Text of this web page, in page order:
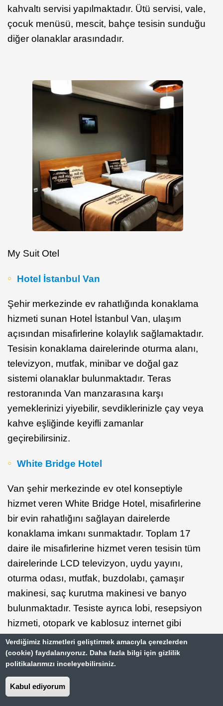
kahvaltı servisi yapılmaktadır. Ütü servisi, vale,
çocuk menüsü, mescit, bahçe tesisin sunduğu
diğer olanaklar arasındadır.
My Suit Otel
Hotel İstanbul Van
Şehir merkezinde ev rahatlığında konaklama
hizmeti sunan Hotel İstanbul Van, ulaşım
açısından misafirlerine kolaylık sağlamaktadır.
Tesisin konaklama dairelerinde oturma alanı,
televizyon, mutfak, minibar ve doğal gaz
sistemi olanaklar bulunmaktadır. Teras
restoranında Van manzarasına karşı
yemeklerinizi yiyebilir, sevdiklerinizle çay veya
kahve eşliğinde keyifli zamanlar
geçirebilirsiniz.
White Bridge Hotel
Van şehir merkezinde ev otel konseptiyle
hizmet veren White Bridge Hotel, misafirlerine
bir evin rahatlığını sağlayan dairelerde
konaklama imkanı sunmaktadır. Toplam 17
daire ile misafirlerine hizmet veren tesisin tüm
dairelerinde LCD televizyon, uydu yayını,
oturma odası, mutfak, buzdolabı, çamaşır
makinesi, saç kurutma makinesi ve banyo
bulunmaktadır. Tesiste ayrıca lobi, resepsiyon
hizmeti, otopark ve kablosuz internet gibi
olanaklar da mevcuttur. Van Devlet
Tiyatrosu’na 900 metre uzaklıkta yer
almaktadır.
Van Oda Kahvaltı Oteller
Verdiğimiz hizmetleri geliştirmek amacıyla çerezlerden
(cookie) faydalanıyoruz. Daha fazla bilgi için gizlilik
politikalarımızı inceleyebilirsiniz.
Kabul ediyorum